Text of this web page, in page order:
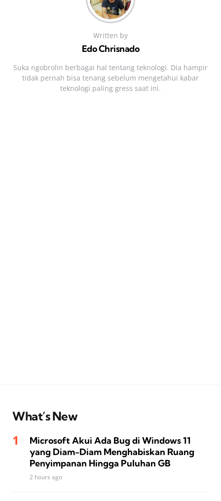
Written by
Edo Chrisnado
Suka ngobrolin berbagai hal tentang teknologi. Dia hampir
tidak pernah bisa tenang sebelum mengetahui kabar
teknologi paling gress saat ini.
What’s New
Microsoft Akui Ada Bug di Windows 11
yang Diam-Diam Menghabiskan Ruang
Penyimpanan Hingga Puluhan GB
2 hours ago